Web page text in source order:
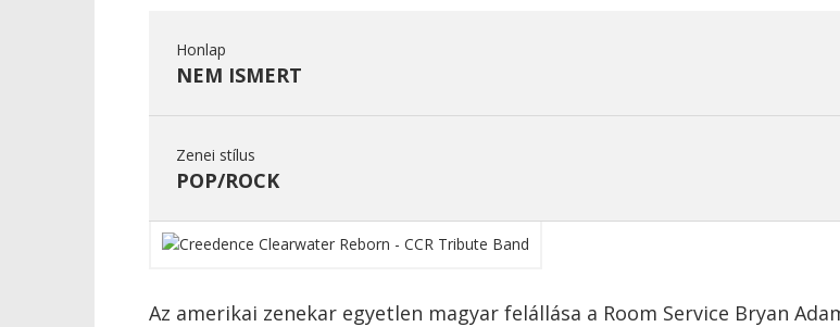
Honlap
NEM ISMERT
Zenei stílus
POP/ROCK
Az amerikai zenekar egyetlen magyar felállása a Room Service Bryan